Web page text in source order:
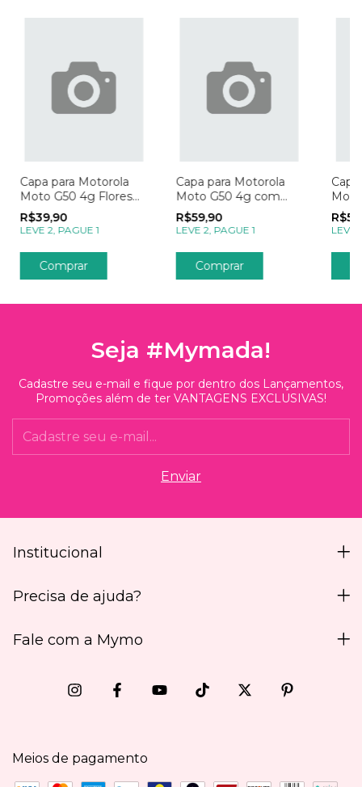
Capa para Motorola
Moto G50 4g Flores
de Cerejeira e Linhas
Rosas
R$39,90
LEVE 2, PAGUE 1
Comprar
Capa para Motorola
Moto G50 4g com
Foto Momentos Post
no Instagram
R$59,90
LEVE 2, PAGUE 1
Comprar
Foto
LEVE
Seja #Mymada!
Cadastre seu e-mail e fique por dentro dos Lançamentos,
Promoções além de ter VANTAGENS EXCLUSIVAS!
Institucional
Precisa de ajuda?
Fale com a Mymo
Meios de pagamento